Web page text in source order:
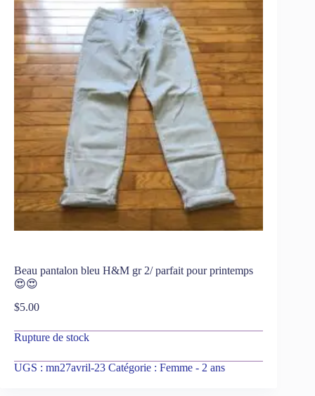
Beau pantalon bleu H&M gr 2/ parfait pour printemps
😍😍
$5.00
Rupture de stock
UGS : mn27avril-23 Catégorie : Femme - 2 ans